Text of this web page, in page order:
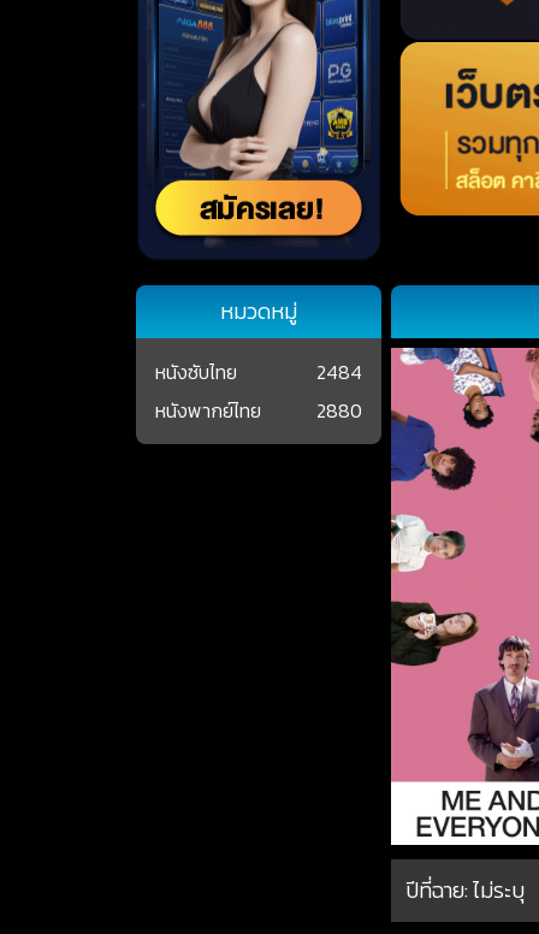
ปีที่ฉาย:ไม่ระบุ
หมวดหมู่
หนังซับไทย
2484
หนังพากย์ไทย
2880